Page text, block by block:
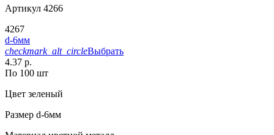
Артикул 4266
4267
d-6мм
checkmark_alt_circleВыбрать
4.37 р.
По 100 шт
Цвет зеленый
Размер d-6мм